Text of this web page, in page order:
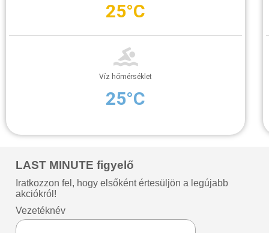
25°C
Víz hőmérséklet
25°C
LAST MINUTE figyelő
Iratkozzon fel, hogy elsőként értesüljön a legújabb
akciókról!
Vezetéknév